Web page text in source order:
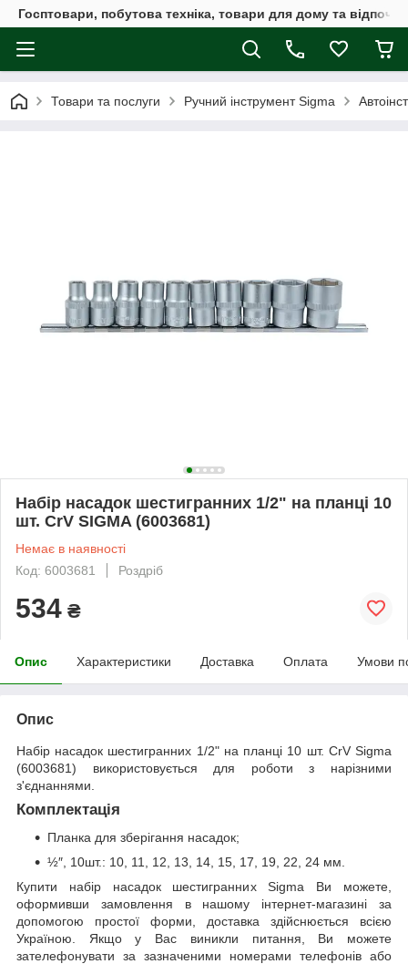
Госптовари, побутова техніка, товари для дому та
Товари та послуги Ручний інструмент Sigma
Набір насадок шестигранних 1/2" на планці 10
шт. CrV SIGMA (6003681)
Немає в наявності
Код: 6003681
Роздріб
534 ₴
Опис Характеристики Доставка Оплата Умови
Опис
Набір насадок шестигранних 1/2" на планці 10 шт. CrV Sigma
(6003681) використовується для роботи з нарізними
з'єднаннями.
Комплектація
Планка для зберігання насадок;
½″, 10шт.: 10, 11, 12, 13, 14, 15, 17, 19, 22, 24 мм.
Купити набір насадок шестигранних Sigma Ви можете,
оформивши замовлення в нашому інтернет-магазині за
допомогою простої форми, доставка здійснюється всією
Україною. Якщо у Вас виникли питання, Ви можете
зателефонувати за зазначеними номерами телефонів або